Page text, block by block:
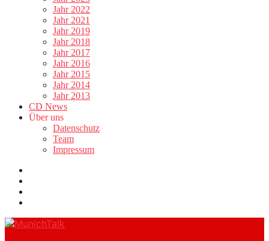
Jahr 2022
Jahr 2021
Jahr 2019
Jahr 2018
Jahr 2017
Jahr 2016
Jahr 2015
Jahr 2014
Jahr 2013
CD News
Über uns
Datenschutz
Team
Impressum